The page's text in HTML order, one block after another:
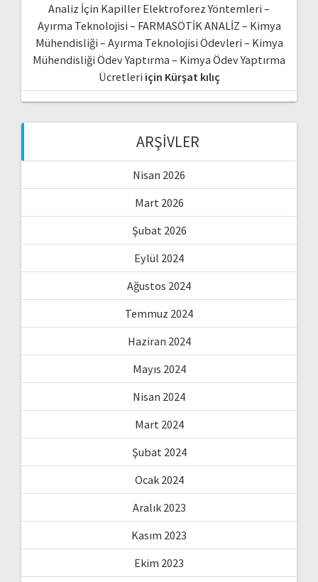
Analiz İçin Kapiller Elektroforez Yöntemleri –
Ayırma Teknolojisi – FARMASÖTİK ANALİZ – Kimya
Mühendisliği – Ayırma Teknolojisi Ödevleri – Kimya
Mühendisliği Ödev Yaptırma – Kimya Ödev Yaptırma
Ücretleri için Kürşat kılıç
ARŞIVLER
Nisan 2026
Mart 2026
Şubat 2026
Eylül 2024
Ağustos 2024
Temmuz 2024
Haziran 2024
Mayıs 2024
Nisan 2024
Mart 2024
Şubat 2024
Ocak 2024
Aralık 2023
Kasım 2023
Ekim 2023